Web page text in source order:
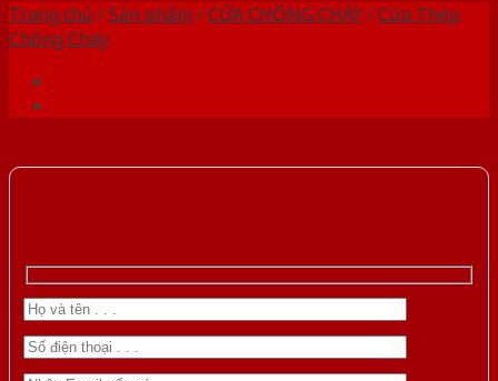
Trang chủ /Sản phẩm /CỬA CHỐNG CHÁY/Cửa Thép
Chống Cháy